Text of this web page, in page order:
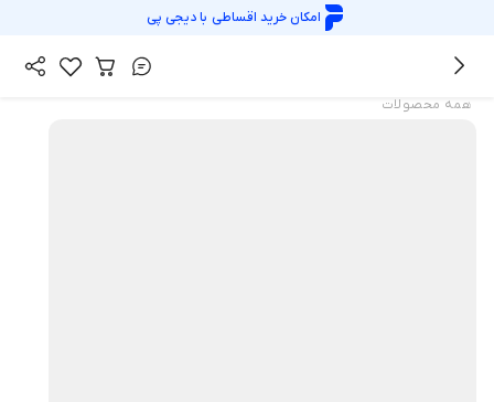
امکان خرید اقساطی بادیجی پی
همه محصولات